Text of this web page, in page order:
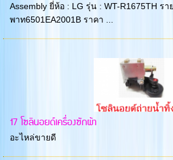
Assembly ยี่ห้อ : LG รุ่น : WT-R1675TH รา
พาท6501EA2001B ราคา ...
17 โซลินอยด์เครื่องซักผ้า
อะไหล่ขายดี